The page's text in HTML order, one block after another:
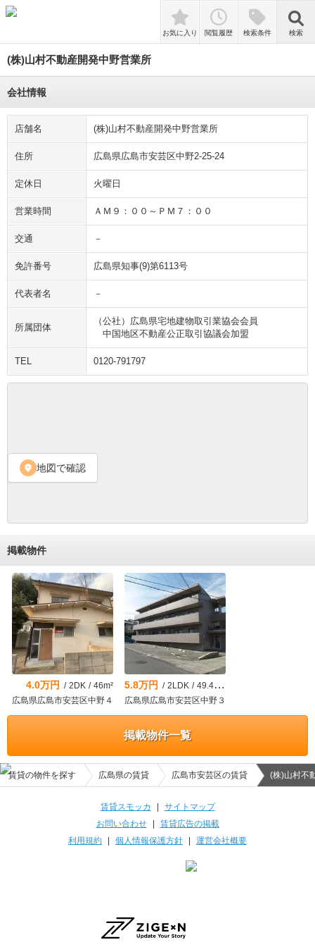
検索
お気に入り 閲覧履歴 検索条件 検索
(株)山村不動産開発中野営業所
会社情報
店舗名 (株)山村不動産開発中野営業所
住所 広島県広島市安芸区中野2-25-24
定休日 火曜日
営業時間 ＡＭ９：００～ＰＭ７：００
交通 －
免許番号 広島県知事(9)第6113号
代表者名 －
所属団体
（公社）広島県宅地建物取引業協会会員
中国地区不動産公正取引協議会加盟
TEL 0120-791797
location_on 地図で確認
掲載物件
4.0万円 / 2DK / 46m²
広島県広島市安芸区中野４
5.8万円 / 2LDK / 49.45m²
広島県広島市安芸区中野３
掲載物件一覧
賃貸の物件を探す 広島県の賃貸 広島市安芸区の賃貸 (株)山村不
賃貸スモッカ
サイトマップ
お問い合わせ| 賃貸広告の掲載
利用規約
個人情報保護方針 運営会社概要